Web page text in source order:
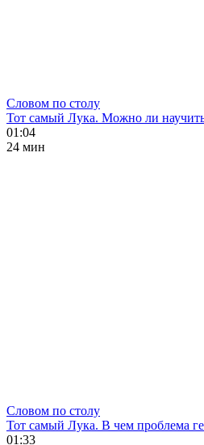
Словом по столу
Тот самый Лука. Можно ли
01:04
24 мин
Словом по столу
Тот самый Лука. В чем проблема
01:33